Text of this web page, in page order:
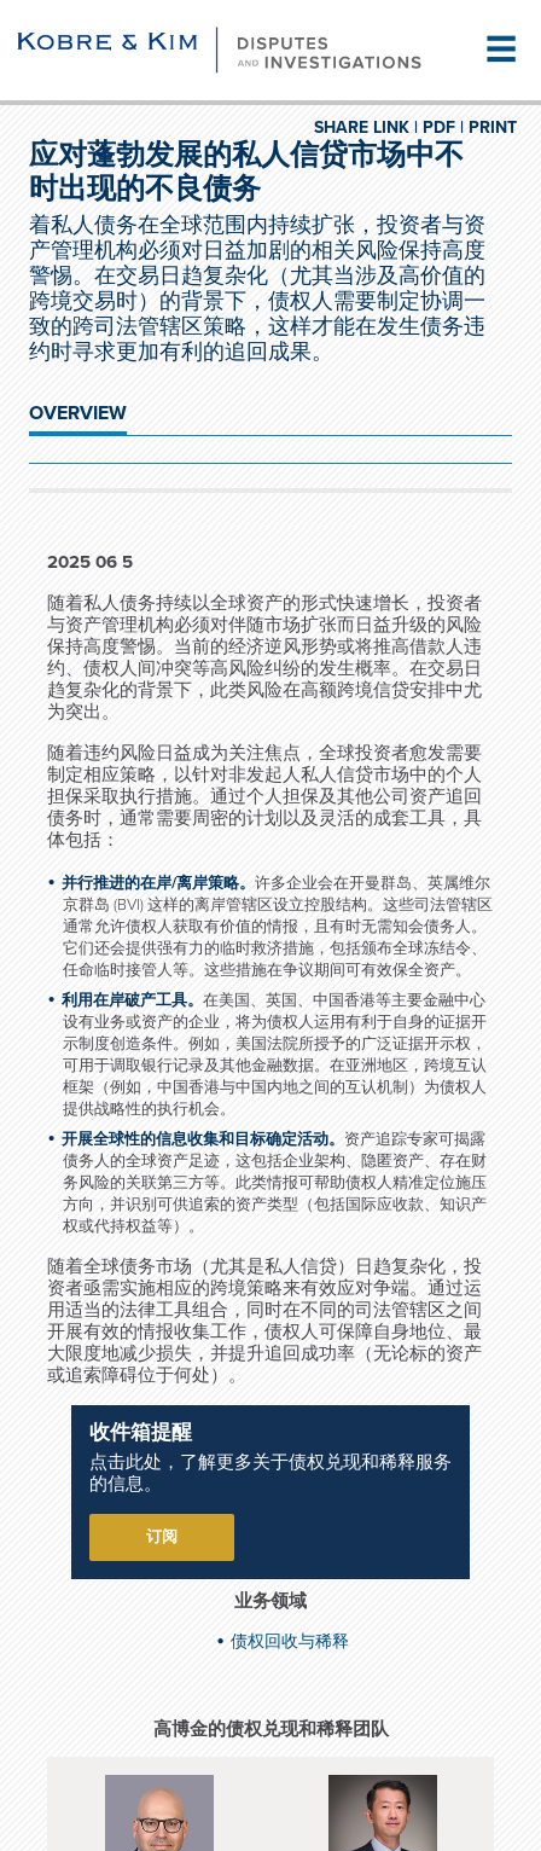
☰
PRINT
PDF |
SHARE LINK |
应对蓬勃发展的私人信贷市场中不
时出现的不良债务
着私人债务在全球范围内持续扩张，投资者与资
产管理机构必须对日益加剧的相关风险保持高度
警惕。在交易日趋复杂化（尤其当涉及高价值的
跨境交易时）的背景下，债权人需要制定协调一
致的跨司法管辖区策略，这样才能在发生债务违
约时寻求更加有利的追回成果。
OVERVIEW
2025 06 5
随着私人债务持续以全球资产的形式快速增长，投资者
与资产管理机构必须对伴随市场扩张而日益升级的风险
保持高度警惕。当前的经济逆风形势或将推高借款人违
约、债权人间冲突等高风险纠纷的发生概率。在交易日
趋复杂化的背景下，此类风险在高额跨境信贷安排中尤
为突出。
随着违约风险日益成为关注焦点，全球投资者愈发需要
制定相应策略，以针对非发起人私人信贷市场中的个人
担保采取执行措施。通过个人担保及其他公司资产追回
债务时，通常需要周密的计划以及灵活的成套工具，具
体包括：
并行推进的在岸/离岸策略。 许多企业会在开曼群岛、英属维尔
京群岛 (BVI) 这样的离岸管辖区设立控股结构。这些司法管辖区
通常允许债权人获取有价值的情报，且有时无需知会债务人。
它们还会提供强有力的临时救济措施，包括颁布全球冻结令、
任命临时接管人等。这些措施在争议期间可有效保全资产。
利用在岸破产工具。 在美国、英国、中国香港等主要金融中心
设有业务或资产的企业，将为债权人运用有利于自身的证据开
示制度创造条件。例如，美国法院所授予的广泛证据开示权，
可用于调取银行记录及其他金融数据。在亚洲地区，跨境互认
框架（例如，中国香港与中国内地之间的互认机制）为债权人
提供战略性的执行机会。
开展全球性的信息收集和目标确定活动。 资产追踪专家可揭露
债务人的全球资产足迹，这包括企业架构、隐匿资产、存在财
务风险的关联第三方等。此类情报可帮助债权人精准定位施压
方向，并识别可供追索的资产类型（包括国际应收款、知识产
权或代持权益等）。
随着全球债务市场（尤其是私人信贷）日趋复杂化，投
资者亟需实施相应的跨境策略来有效应对争端。通过运
用适当的法律工具组合，同时在不同的司法管辖区之间
开展有效的情报收集工作，债权人可保障自身地位、最
大限度地减少损失，并提升追回成功率（无论标的资产
或追索障碍位于何处）。
收件箱提醒
点击此处，了解更多关于债权兑现和稀释服务
的信息。
订阅
业务领域
债权回收与稀释
高博金的债权兑现和稀释团队